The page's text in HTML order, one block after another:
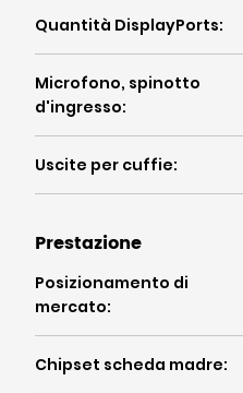
Quantità DisplayPorts:
Microfono, spinotto
d'ingresso:
Uscite per cuffie:
Prestazione
Posizionamento di
mercato:
Chipset scheda madre: